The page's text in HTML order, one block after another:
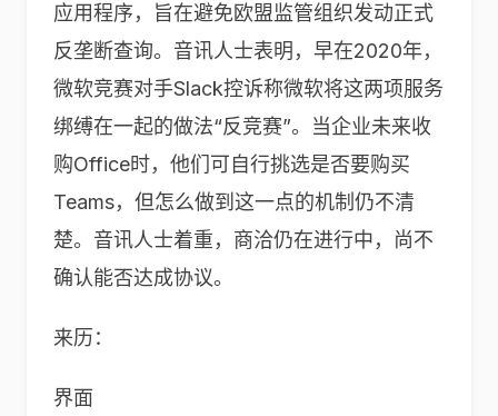
应用程序，旨在避免欧盟监管组织发动正式
反垄断查询。音讯人士表明，早在2020年，
微软竞赛对手Slack控诉称微软将这两项服务
绑缚在一起的做法“反竞赛”。当企业未来收
购Office时，他们可自行挑选是否要购买
Teams，但怎么做到这一点的机制仍不清
楚。音讯人士着重，商洽仍在进行中，尚不
确认能否达成协议。
来历：
界面